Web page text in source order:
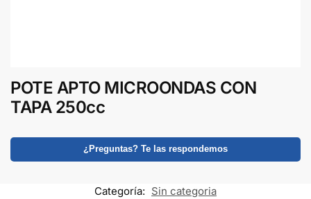
POTE APTO MICROONDAS CON
TAPA 250cc
¿Preguntas? Te las respondemos
Categoría: Sin categoria